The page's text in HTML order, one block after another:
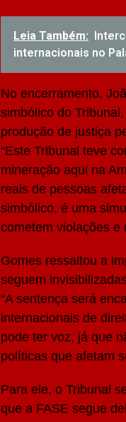
Leia Também:
internacionais no
No encerramento,
simbólico do
produção de justiça
“Este Tribunal teve
mineração aqui na
reais de pessoas
simbólico, é uma
cometem violações e
Gomes ressaltou a
seguem
“A sentença será
internacionais de
pode ter voz, já que
políticas que afetam
Para ele, o Tribunal
que a FASE segue